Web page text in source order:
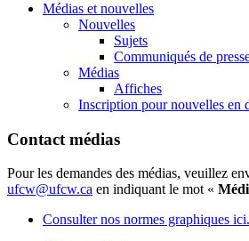
Médias et nouvelles
Nouvelles
Sujets
Communiqués de
Médias
Affiches
Inscription pour nouvelles en
Contact médias
Pour les demandes des médias, veuillez
ufcw@ufcw.ca en indiquant le mot «
Consulter nos normes graphiques ici.